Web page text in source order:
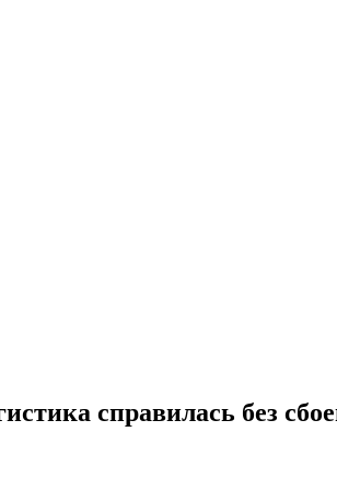
справилась без